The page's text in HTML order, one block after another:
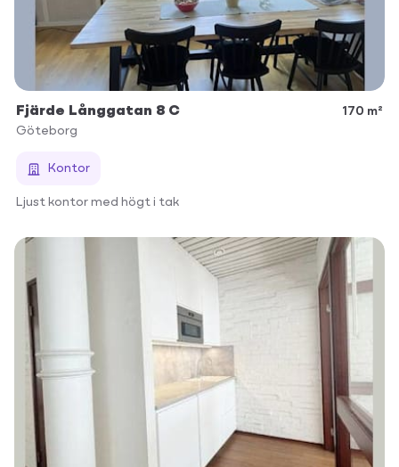
Fjärde Långgatan 8 C
170 m²
Göteborg
Kontor
Ljust kontor med högt i tak